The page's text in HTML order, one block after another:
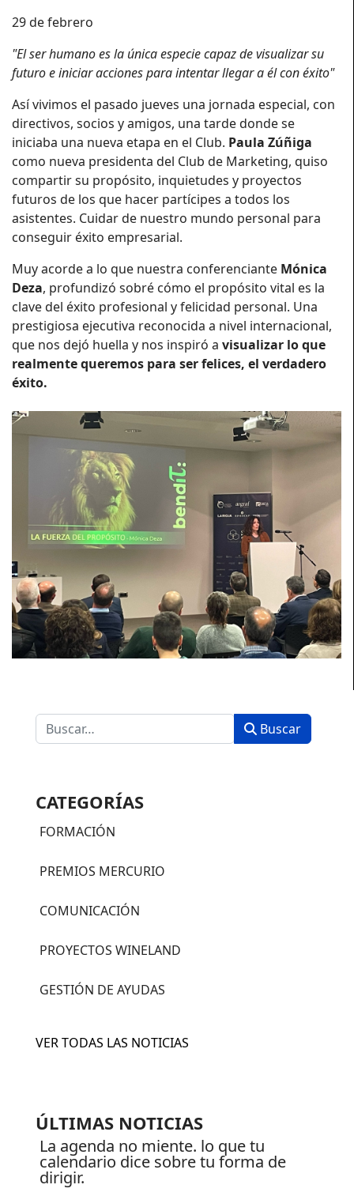
29 de febrero
"El ser humano es la única especie capaz de visualizar su
futuro e iniciar acciones para intentar llegar a él con éxito"
Así vivimos el pasado jueves una jornada especial, con
directivos, socios y amigos, una tarde donde se
iniciaba una nueva etapa en el Club. Paula Zúñiga
como nueva presidenta del Club de Marketing, quiso
compartir su propósito, inquietudes y proyectos
futuros de los que hacer partícipes a todos los
asistentes. Cuidar de nuestro mundo personal para
conseguir éxito empresarial.
Muy acorde a lo que nuestra conferenciante Mónica
Deza, profundizó sobré cómo el propósito vital es la
clave del éxito profesional y felicidad personal. Una
prestigiosa ejecutiva reconocida a nivel internacional,
que nos dejó huella y nos inspiró a visualizar lo que
realmente queremos para ser felices, el verdadero
éxito.
Buscar Buscar
CATEGORÍAS
FORMACIÓN
PREMIOS MERCURIO
COMUNICACIÓN
PROYECTOS WINELAND
GESTIÓN DE AYUDAS
VER TODAS LAS NOTICIAS
ÚLTIMAS NOTICIAS
la agenda no miente. lo que tu
calendario dice sobre tu forma de
dirigir.